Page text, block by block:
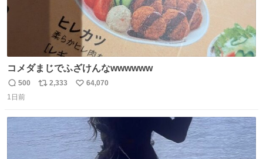
コメダまじでふざけんなwwwwww
返
信
500
リ
ト
数
2,333
い
数
64,070
1日前